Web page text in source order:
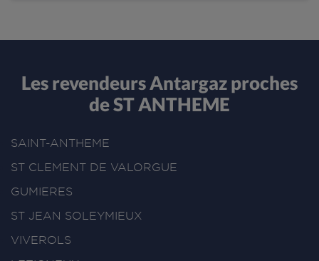
Les revendeurs Antargaz proches
de ST ANTHEME
SAINT-ANTHEME
ST CLEMENT DE VALORGUE
GUMIERES
ST JEAN SOLEYMIEUX
VIVEROLS